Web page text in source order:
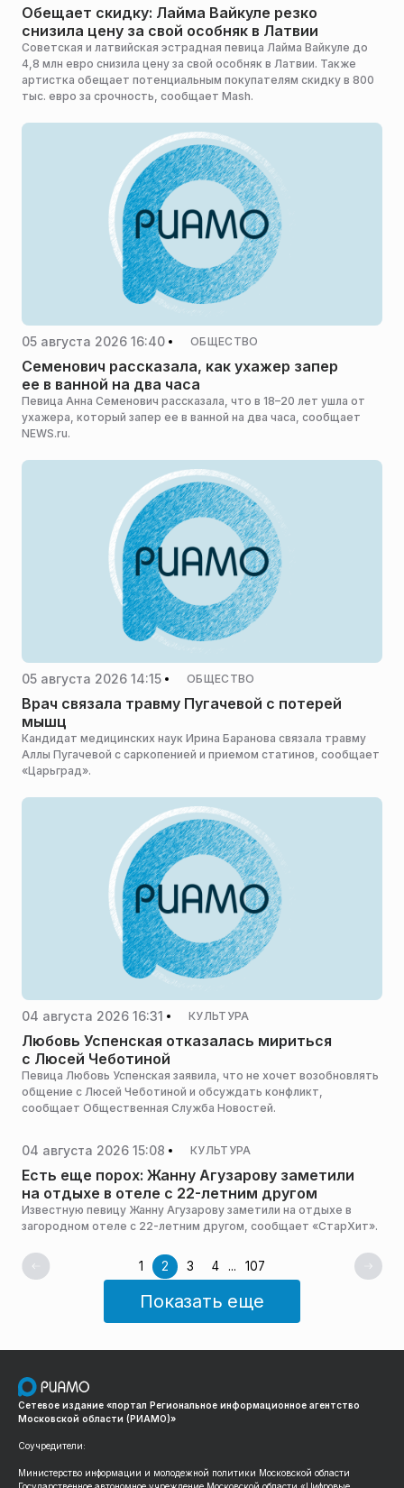
Обещает скидку: Лайма Вайкуле резко
снизила цену за свой особняк в Латвии
Советская и латвийская эстрадная певица Лайма Вайкуле до
4,8 млн евро снизила цену за свой особняк в Латвии. Также
артистка обещает потенциальным покупателям скидку в 800
тыс. евро за срочность, сообщает Mash.
05 августа 2026 16:40 ОБЩЕСТВО
Семенович рассказала, как ухажер запер
ее в ванной на два часа
Певица Анна Семенович рассказала, что в 18–20 лет ушла от
ухажера, который запер ее в ванной на два часа, сообщает
NEWS.ru.
05 августа 2026 14:15 ОБЩЕСТВО
Врач связала травму Пугачевой с потерей
мышц
Кандидат медицинских наук Ирина Баранова связала травму
Аллы Пугачевой с саркопенией и приемом статинов, сообщает
«Царьград».
04 августа 2026 16:31 КУЛЬТУРА
Любовь Успенская отказалась мириться
с Люсей Чеботиной
Певица Любовь Успенская заявила, что не хочет возобновлять
общение с Люсей Чеботиной и обсуждать конфликт,
сообщает Общественная Служба Новостей.
04 августа 2026 15:08 КУЛЬТУРА
Есть еще порох: Жанну Агузарову заметили
на отдыхе в отеле с 22-летним другом
Известную певицу Жанну Агузарову заметили на отдыхе в
загородном отеле с 22-летним другом, сообщает «СтарХит».
1 2 3 4 ... 107
Показать еще
Сетевое издание «портал Региональное информационное агентство
Московской области (РИАМО)»
Соучредители:
Министерство информации и молодежной политики Московской области